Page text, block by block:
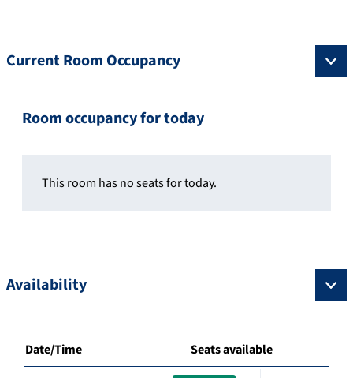
Current Room Occupancy
Room occupancy for today
This room has no seats for today.
Availability
Date/Time Seats available